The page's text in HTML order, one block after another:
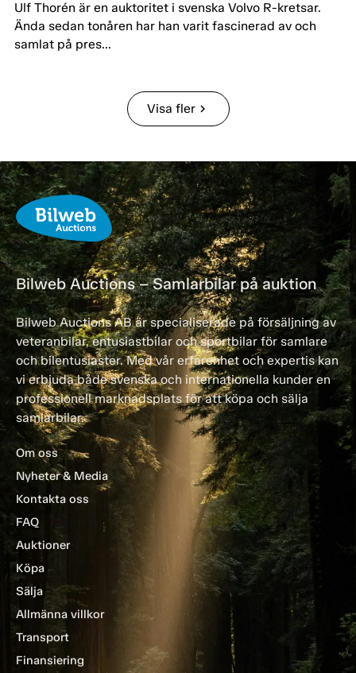
Ulf Thorén är en auktoritet i svenska Volvo R-kretsar.
Ända sedan tonåren har han varit fascinerad av och
samlat på pres...
Visa flerchevron_right
Bilweb Auctions – Samlarbilar på auktion
Bilweb Auctions AB är specialiserade på försäljning av
veteranbilar, entusiastbilar och sportbilar för samlare
och bilentusiaster. Med vår erfarenhet och expertis kan
vi erbjuda både svenska och internationella kunder en
professionell marknadsplats för att köpa och sälja
samlarbilar.
Om oss
Nyheter & Media
Kontakta oss
FAQ
Auktioner
Köpa
Sälja
Allmänna villkor
Transport
Finansiering